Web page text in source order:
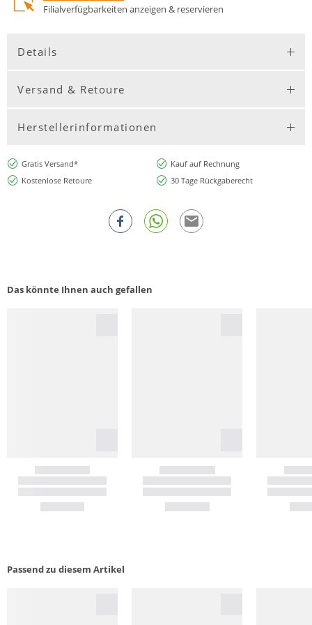
Filialverfügbarkeiten anzeigen & reservieren
Details
Versand & Retoure
Herstellerinformationen
Gratis Versand*
Kauf auf Rechnung
Kostenlose Retoure
30 Tage Rückgaberecht
Das könnte Ihnen auch gefallen
Passend zu diesem Artikel